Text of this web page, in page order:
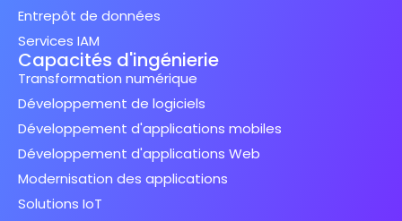
Entrepôt de données
Services IAM
Capacités d'ingénierie
Transformation numérique
Développement de logiciels
Développement d'applications mobiles
Développement d'applications Web
Modernisation des applications
Solutions IoT